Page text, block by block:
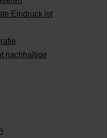
Eindruck ist
nachhaltige